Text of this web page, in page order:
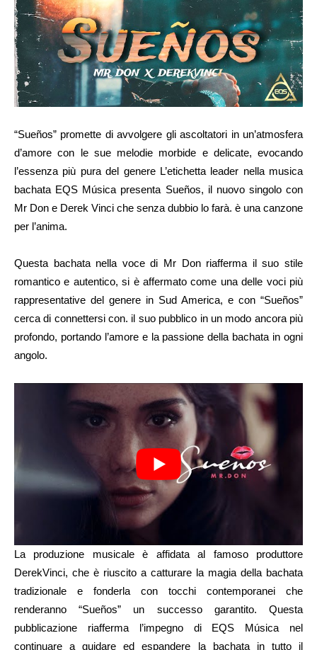
“Sueños” promette di avvolgere gli ascoltatori in un’atmosfera
d’amore con le sue melodie morbide e delicate, evocando
l’essenza più pura del genere L’etichetta leader nella musica
bachata EQS Música presenta Sueños, il nuovo singolo con
Mr Don e Derek Vinci che senza dubbio lo farà. è una canzone
per l’anima.
Questa bachata nella voce di Mr Don riafferma il suo stile
romantico e autentico, si è affermato come una delle voci più
rappresentative del genere in Sud America, e con “Sueños”
cerca di connettersi con. il suo pubblico in un modo ancora più
profondo, portando l’amore e la passione della bachata in ogni
angolo.
La produzione musicale è affidata al famoso produttore
DerekVinci, che è riuscito a catturare la magia della bachata
tradizionale e fonderla con tocchi contemporanei che
renderanno “Sueños” un successo garantito. Questa
pubblicazione riafferma l’impegno di EQS Música nel
continuare a guidare ed espandere la bachata in tutto il